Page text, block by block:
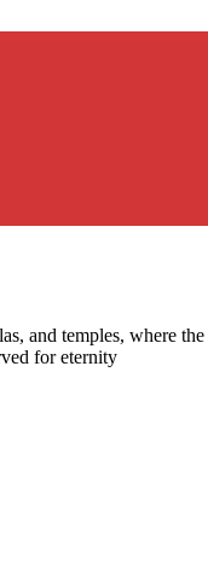
and temples, where
for eternity